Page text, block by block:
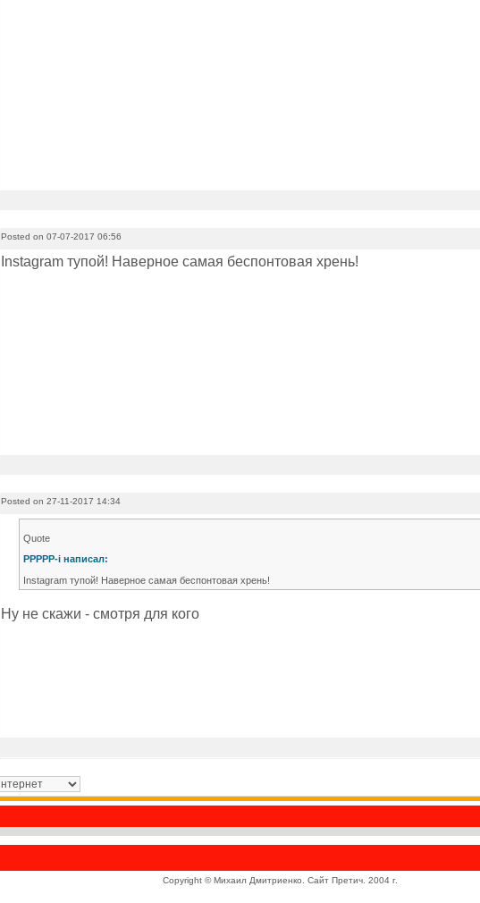
Posted on 07-07-2017 06:56
Instagram тупой! Наверное самая беспонтовая хрень!
Posted on 27-11-2017 14:34
Quote
PPPPP-i написал:
Instagram тупой! Наверное самая беспонтовая хрень!
Ну не скажи - смотря для кого
Copyright © Михаил Дмитриенко. Сайт Претич. 2004 г.